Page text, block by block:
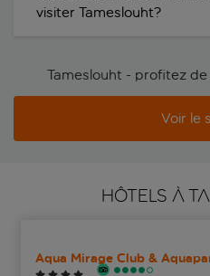
visiter Tameslouht?
Tameslouht - profitez de
Voir le
HÔTELS À
Aqua Mirage Club &